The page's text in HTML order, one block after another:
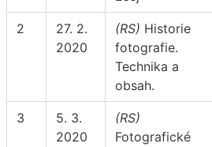
2
27. 2.
2020
(RS) Historie
fotografie.
Technika a
obsah.
3
5. 3.
2020
(RS)
Fotografické